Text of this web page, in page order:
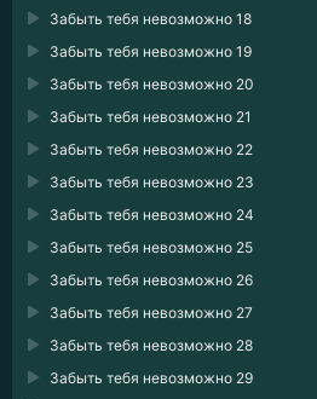
Забыть тебя невозможно 18
Забыть тебя невозможно 19
Забыть тебя невозможно 20
Забыть тебя невозможно 21
Забыть тебя невозможно 22
Забыть тебя невозможно 23
Забыть тебя невозможно 24
Забыть тебя невозможно 25
Забыть тебя невозможно 26
Забыть тебя невозможно 27
Забыть тебя невозможно 28
Забыть тебя невозможно 29